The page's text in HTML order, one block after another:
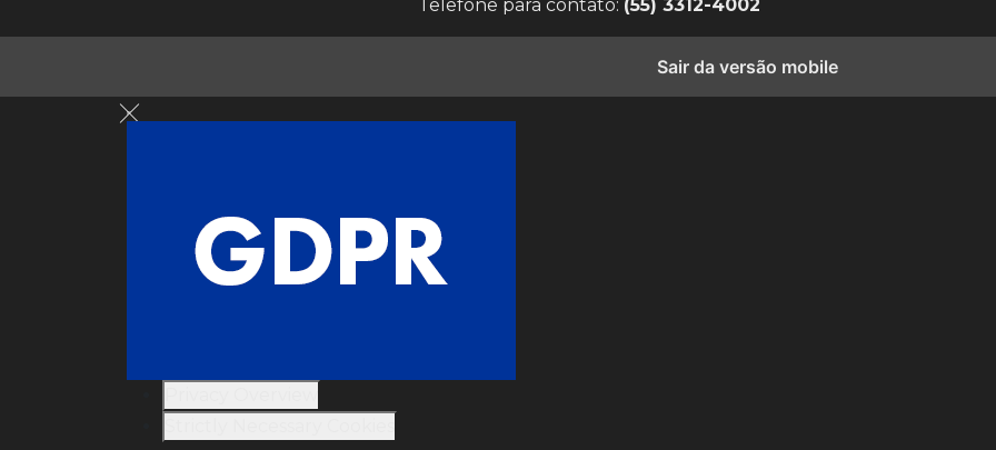
Telefone para contato: (55) 3312-4002
Sair da versão mobile
Close GDPR Cookie Settings